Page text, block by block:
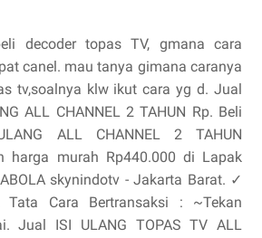
decoder topas TV, gmana cara
canel. mau tanya gimana caranya
tv,soalnya klw ikut cara yg d. Jual
ALL CHANNEL 2 TAHUN Rp. Beli
ALL CHANNEL 2 TAHUN
harga murah Rp440.000 di Lapak
skynindotv - Jakarta Barat. ✓
Tata Cara Bertransaksi : ~Tekan
Jual ISI ULANG TOPAS TV ALL